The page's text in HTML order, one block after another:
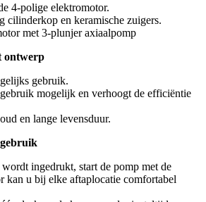
4-polige elektromotor.
cilinderkop en keramische zuigers.
met 3-plunjer axiaalpomp
ontwerp
gebruik.
mogelijk en verhoogt de efficiëntie
en lange levensduur.
ingedrukt, start de pomp met de
kan u bij elke aftaplocatie comfortabel